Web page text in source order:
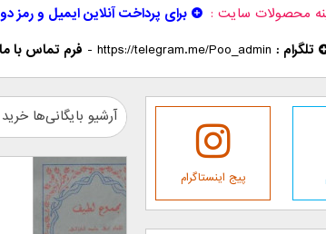
محصولات سایت برای پرداخت آنلاین ایمیل و رمز
تلگرام : https://telegram.me/Poo_admin
- فرم تماس با ما
آرشیو بایگانی‌ها
پیج اینستاگرام